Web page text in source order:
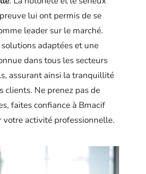
lui ont permis de se
leader sur le marché.
adaptées et une
dans tous les secteurs
assurant ainsi la tranquillité
clients. Ne prenez pas de
faites confiance à Bmacif
votre activité professionnelle.